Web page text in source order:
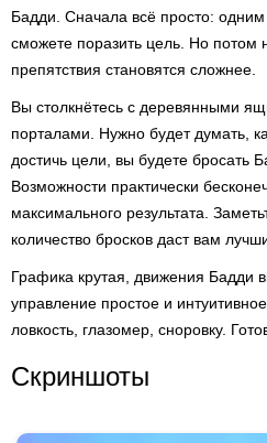
Бадди. Сначала всё просто:
сможете поразить цель. Но потом
препятствия становятся сложнее.
Вы столкнётесь с деревянными
порталами. Нужно будет думать,
достичь цели, вы будете бросать
Возможности практически
максимального результата.
количество бросков даст вам
Графика крутая, движения Бадди
управление простое и
ловкость, глазомер, сноровку.
Скриншоты